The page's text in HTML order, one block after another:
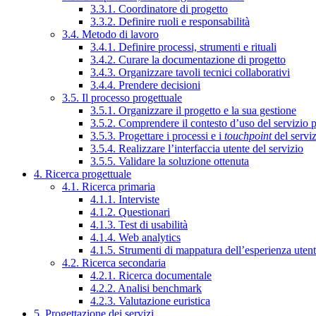
3.3.1. Coordinatore di progetto
3.3.2. Definire ruoli e responsabilità
3.4. Metodo di lavoro
3.4.1. Definire processi, strumenti e rituali
3.4.2. Curare la documentazione di progetto
3.4.3. Organizzare tavoli tecnici collaborativi
3.4.4. Prendere decisioni
3.5. Il processo progettuale
3.5.1. Organizzare il progetto e la sua gestione
3.5.2. Comprendere il contesto d’uso del servizio
3.5.3. Progettare i processi e i touchpointdel
3.5.4. Realizzare l’interfaccia utente del servizio
3.5.5. Validare la soluzione ottenuta
4. Ricerca progettuale
4.1. Ricerca primaria
4.1.1. Interviste
4.1.2. Questionari
4.1.3. Test di usabilità
4.1.4. Web analytics
4.1.5. Strumenti di mappatura dell’esperienza
4.2. Ricerca secondaria
4.2.1. Ricerca documentale
4.2.2. Analisi benchmark
4.2.3. Valutazione euristica
5. Progettazione dei servizi